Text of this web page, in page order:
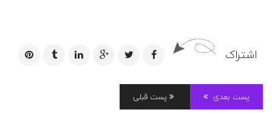
اشتراک
پست قبلی پست بعدی